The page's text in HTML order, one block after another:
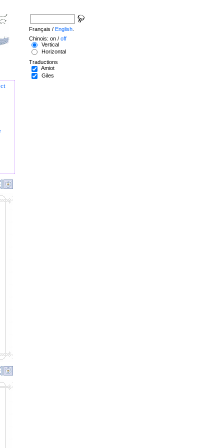
Français / English
Chinois: on / off
Vertical
Horizontal
Traductions
Amiot
Giles